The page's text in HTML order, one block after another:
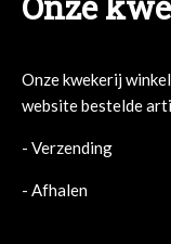
Onze kwekerij
website bestelde
- Verzending
- Afhalen